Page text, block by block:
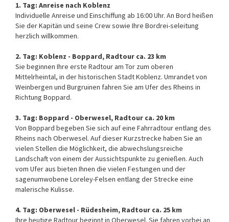
1. Tag: Anreise nach Koblenz
Individuelle Anreise und Einschiffung ab 16:00 Uhr. An Bord heißen
Sie der Kapitän und seine Crew sowie Ihre Bordrei-seleitung
herzlich willkommen.
2. Tag: Koblenz - Boppard, Radtour ca. 23 km
Sie beginnen Ihre erste Radtour am Tor zum oberen
Mittelrheintal, in der historischen Stadt Koblenz. Umrandet von
Weinbergen und Burgruinen fahren Sie am Ufer des Rheins in
Richtung Boppard.
3. Tag: Boppard - Oberwesel, Radtour ca. 20 km
Von Boppard begeben Sie sich auf eine Fahrradtour entlang des
Rheins nach Oberwesel. Auf dieser Kurzstrecke haben Sie an
vielen Stellen die Möglichkeit, die abwechslungsreiche
Landschaft von einem der Aussichtspunkte zu genießen. Auch
vom Ufer aus bieten Ihnen die vielen Festungen und der
sagenumwobene Loreley-Felsen entlang der Strecke eine
malerische Kulisse.
4. Tag: Oberwesel - Rüdesheim, Radtour ca. 25 km
Ihre heutige Radtour beginnt in Oberwesel. Sie fahren vorbei an